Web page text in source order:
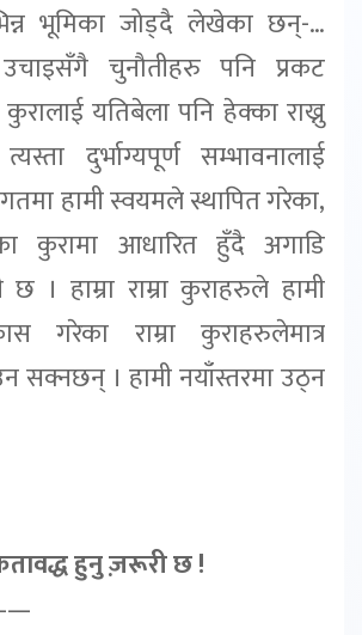
भूमिका जोड्दै लेखेका छन्-…
चुनौतीहरु पनि प्रकट
यतिबेला पनि हेक्का राख्नु
दुर्भाग्यपूर्ण सम्भावनालाई
हामी स्वयमले स्थापित गरेका,
कुरामा आधारित हुँदै अगाडि
। हाम्रा राम्रा कुराहरुले हामी
गरेका राम्रा कुराहरुलेमात्र
सक्नछन् । हामी नयाँस्तरमा उठ्न
हुनु ज़रूरी छ !